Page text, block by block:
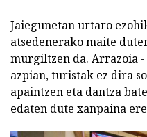
Jaiegunetan urtaro
atsedenerako maite
murgiltzen da. Arrazoia
azpian, turistak ez dira
apaintzen eta dantza
edaten dute xanpaina